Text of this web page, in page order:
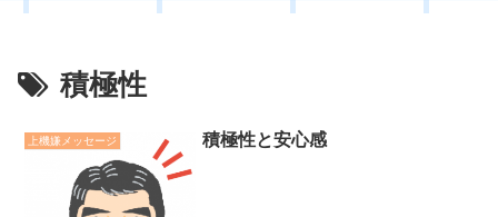
積極性
上機嫌メッセージ 積極性と安心感